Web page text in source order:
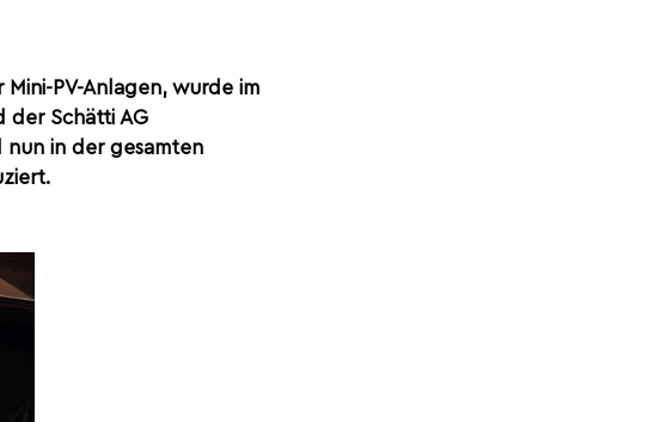
PV-Anlagen, wurde im
der Schätti AG
in der gesamten